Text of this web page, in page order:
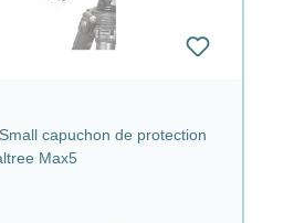
capuchon de protection
Max5